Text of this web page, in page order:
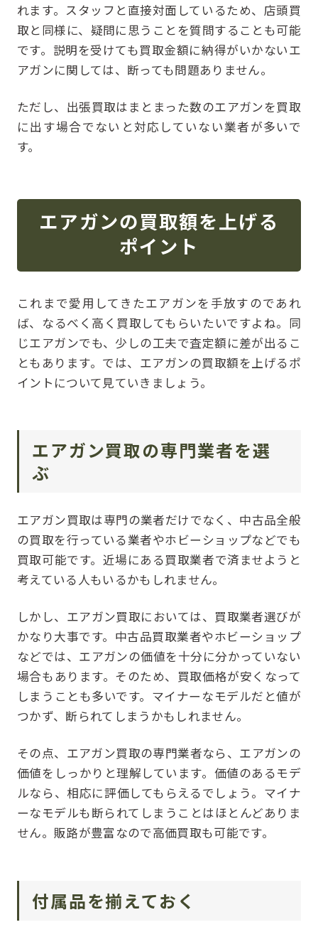
れます。スタッフと直接対面しているため、店頭買
取と同様に、疑問に思うことを質問することも可能
です。説明を受けても買取金額に納得がいかないエ
アガンに関しては、断っても問題ありません。
ただし、出張買取はまとまった数のエアガンを買取
に出す場合でないと対応していない業者が多いで
す。
エアガンの買取額を上げる
ポイント
これまで愛用してきたエアガンを手放すのであれ
ば、なるべく高く買取してもらいたいですよね。同
じエアガンでも、少しの工夫で査定額に差が出るこ
ともあります。では、エアガンの買取額を上げるポ
イントについて見ていきましょう。
エアガン買取の専門業者を選
ぶ
エアガン買取は専門の業者だけでなく、中古品全般
の買取を行っている業者やホビーショップなどでも
買取可能です。近場にある買取業者で済ませようと
考えている人もいるかもしれません。
しかし、エアガン買取においては、買取業者選びが
かなり大事です。中古品買取業者やホビーショップ
などでは、エアガンの価値を十分に分かっていない
場合もあります。そのため、買取価格が安くなって
しまうことも多いです。マイナーなモデルだと値が
つかず、断られてしまうかもしれません。
その点、エアガン買取の専門業者なら、エアガンの
価値をしっかりと理解しています。価値のあるモデ
ルなら、相応に評価してもらえるでしょう。マイナ
ーなモデルも断られてしまうことはほとんどありま
せん。販路が豊富なので高価買取も可能です。
付属品を揃えておく